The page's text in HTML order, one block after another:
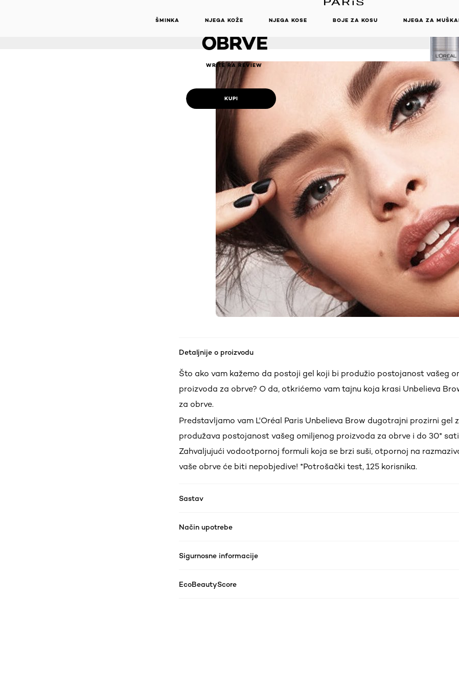
ŠMINKA NJEGA KOŽE NJEGA KOSE BOJE ZA KOSU NJEGA ZA
PROVIDNI GEL ZA
OBRVE
WRITE RA REVIEW
KUPI
Detaljnije o proizvodu
Što ako vam kažemo da postoji gel koji bi produžio postojanost vašeg
proizvoda za obrve? O da, otkrićemo vam tajnu koja krasi Unbelieva
za obrve.
Predstavljamo vam L'Oréal Paris Unbelieva Brow dugotrajni prozirni gel
produžava postojanost vašeg omiljenog proizvoda za obrve i do 30*
Zahvaljujući vodootpornoj formuli koja se brzi suši, otpornoj na
vaše obrve će biti nepobjedive! *Potrošački test, 125 korisnika.
Sastav
Način upotrebe
Sigurnosne informacije
EcoBeautyScore